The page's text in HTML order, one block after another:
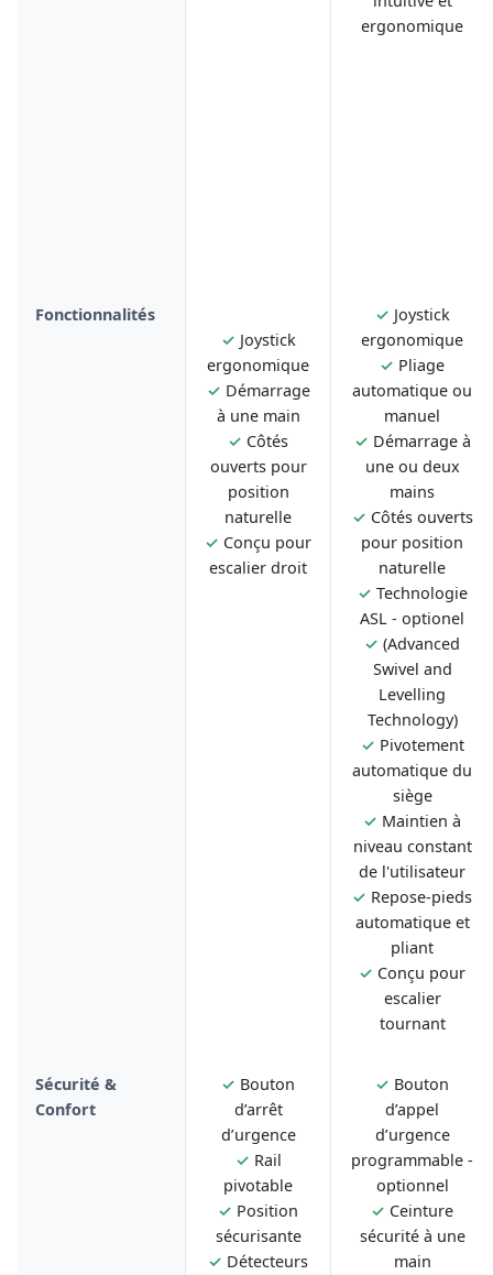
ergonomique
Fonctionnalités
✓ Joystick
ergonomique
✓ Démarrage
à une main
✓ Côtés
ouverts pour
position
naturelle
✓ Conçu pour
escalier droit
✓ Joystick
ergonomique
✓ Pliage
automatique ou
manuel
✓ Démarrage à
une ou deux
mains
✓ Côtés ouverts
pour position
naturelle
✓ Technologie
ASL - optionel
✓ (Advanced
Swivel and
Levelling
Technology)
✓ Pivotement
automatique du
siège
✓ Maintien à
niveau constant
de l'utilisateur
✓ Repose-pieds
automatique et
pliant
✓ Conçu pour
escalier
tournant
Sécurité &
Confort
✓ Bouton
d’arrêt
d’urgence
✓ Rail
pivotable
✓ Position
sécurisante
✓ Détecteurs
✓ Bouton
d’appel
d’urgence
programmable -
optionnel
✓ Ceinture
sécurité à une
main